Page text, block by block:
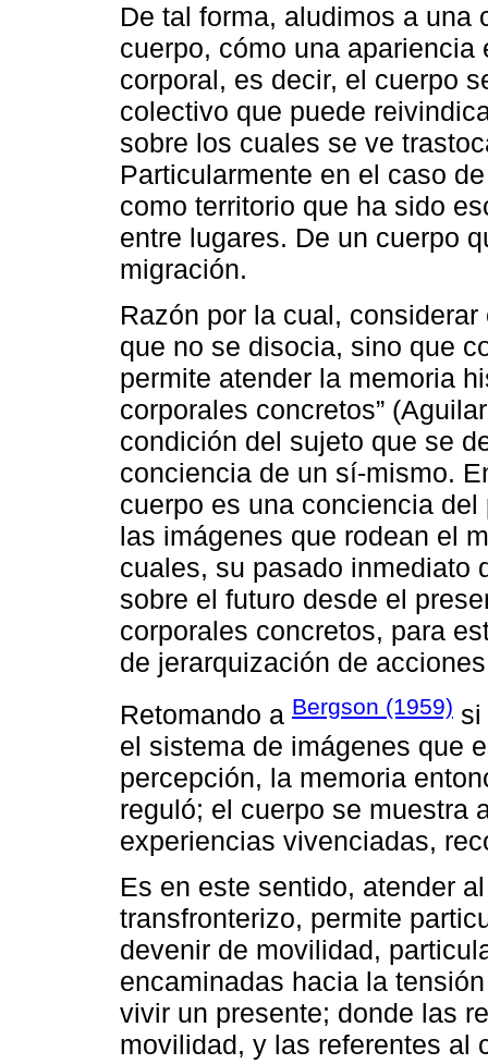
De tal forma, aludimos a una
cuerpo, cómo una
corporal, es decir, el cuerpo
colectivo que puede
sobre los cuales se ve
Particularmente en el caso
como territorio que ha sido
entre lugares. De un cuerpo
migración.
Razón por la cual,
que no se disocia, sino que
permite atender la memoria
corporales concretos”
condición del sujeto que se
conciencia de un sí-mismo.
cuerpo es una conciencia
las imágenes que rodean el
cuales, su pasado inmediato
sobre el futuro desde el
corporales concretos, para
de jerarquización de
Retomando a Bergson (1959) si
el sistema de imágenes que
percepción, la memoria
reguló; el cuerpo se muestra
experiencias vivenciadas,
Es en este sentido, atender
transfronterizo, permite
devenir de movilidad,
encaminadas hacia la
vivir un presente; donde las
movilidad, y las referentes al